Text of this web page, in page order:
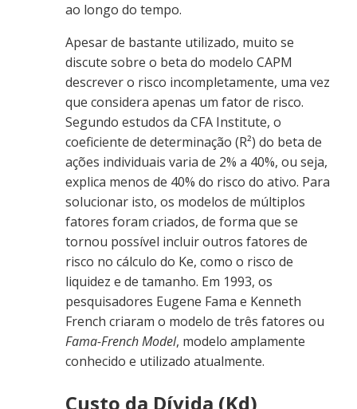
ao longo do tempo.
Apesar de bastante utilizado, muito se
discute sobre o beta do modelo CAPM
descrever o risco incompletamente, uma vez
que considera apenas um fator de risco.
Segundo estudos da CFA Institute, o
coeficiente de determinação (R²) do beta de
ações individuais varia de 2% a 40%, ou seja,
explica menos de 40% do risco do ativo. Para
solucionar isto, os modelos de múltiplos
fatores foram criados, de forma que se
tornou possível incluir outros fatores de
risco no cálculo do Ke, como o risco de
liquidez e de tamanho. Em 1993, os
pesquisadores Eugene Fama e Kenneth
French criaram o modelo de três fatores ou
Fama-French Model, modelo amplamente
conhecido e utilizado atualmente.
Custo da Dívida (Kd)